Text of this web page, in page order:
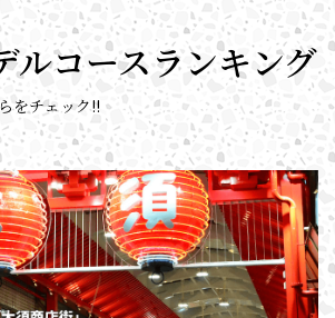
ルコースランキング
をチェック!!